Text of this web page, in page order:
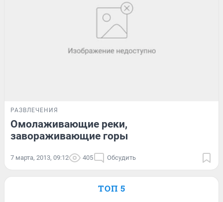
РАЗВЛЕЧЕНИЯ
Омолаживающие реки,
завораживающие горы
7 марта, 2013, 09:12 405 Обсудить
ТОП 5